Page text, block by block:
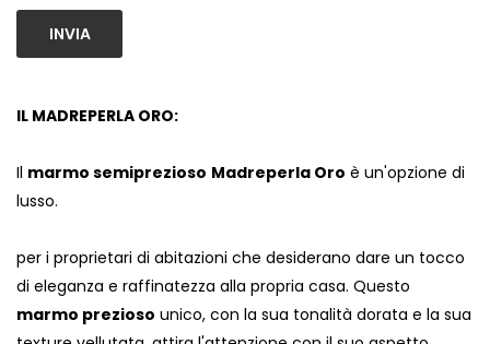
INVIA
IL MADREPERLA ORO:
Il marmo semiprezioso Madreperla Oro è un'opzione di
lusso.
per i proprietari di abitazioni che desiderano dare un tocco
di eleganza e raffinatezza alla propria casa. Questo
marmo prezioso unico, con la sua tonalità dorata e la sua